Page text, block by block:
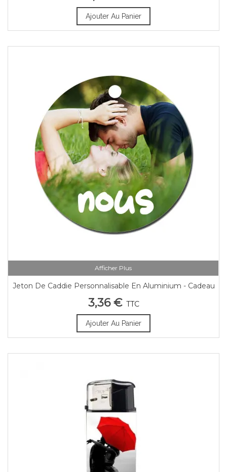
Ajouter Au Panier
Afficher Plus
Jeton De Caddie Personnalisable En Aluminium - Cadeau
D'Invité Mariage
3,36 € TTC
Ajouter Au Panier